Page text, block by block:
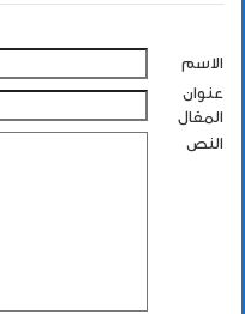
الاسم
عنوان
المقال
النص